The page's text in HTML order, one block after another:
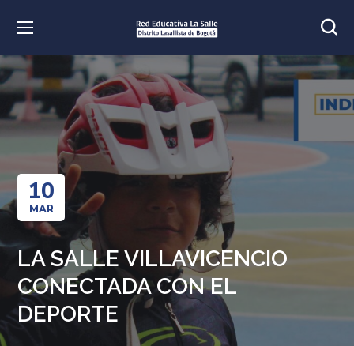
10
MAR
LA SALLE VILLAVICENCIO
CONECTADA CON EL
DEPORTE